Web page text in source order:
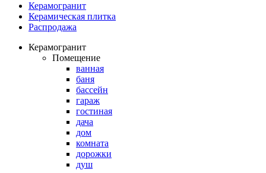
Керамогранит
Керамическая плитка
Распродажа
Керамогранит
Помещение
ванная
баня
бассейн
гараж
гостиная
дача
дом
комната
дорожки
душ